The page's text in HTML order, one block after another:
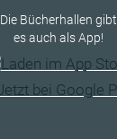
Die Bücherhallen gibt
es auch als App!